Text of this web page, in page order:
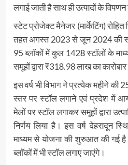
लगाई जाती है साथ ही उत्पादों के
स्टेट प्रोजेक्ट मैनेजर (मार्केटिंग) रोहित
तहत अगस्त 2023 से जून 2024 की
95 ब्लॉकों में कुल 1428 स्टॉलों के
समूहों द्वारा ₹318.98 लाख का
इस वर्ष भी विभाग ने प्रत्येक महीने की
स्तर पर स्टॉल लगाने एवं प्रदेश में
मेलों पर स्टॉल लगाकर समूहों द्वारा
निर्णय लिया है। इस वर्ष देहरादून
माध्यम से योजना की शुरुआत की गई
ब्लॉकों में भी स्टॉल लगाए जाएंगे।